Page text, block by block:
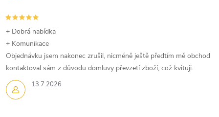
v
k
y
v
ý
13.7.2026
+ Dobrá nabídka
+ Komunikace
Objednávku jsem nakonec zrušil, nicméně ještě předtím mě obchod
kontaktoval sám z důvodu domluvy převzetí zboží, což kvituji.